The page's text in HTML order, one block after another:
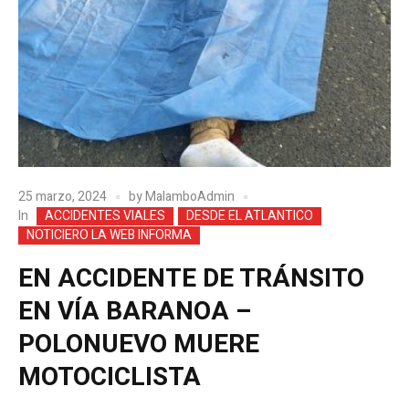
25 marzo, 2024 byMalamboAdmin
In
ACCIDENTES VIALES
DESDE EL ATLANTICO
NOTICIERO LA WEB INFORMA
EN ACCIDENTE DE TRÁNSITO
EN VÍA BARANOA –
POLONUEVO MUERE
MOTOCICLISTA